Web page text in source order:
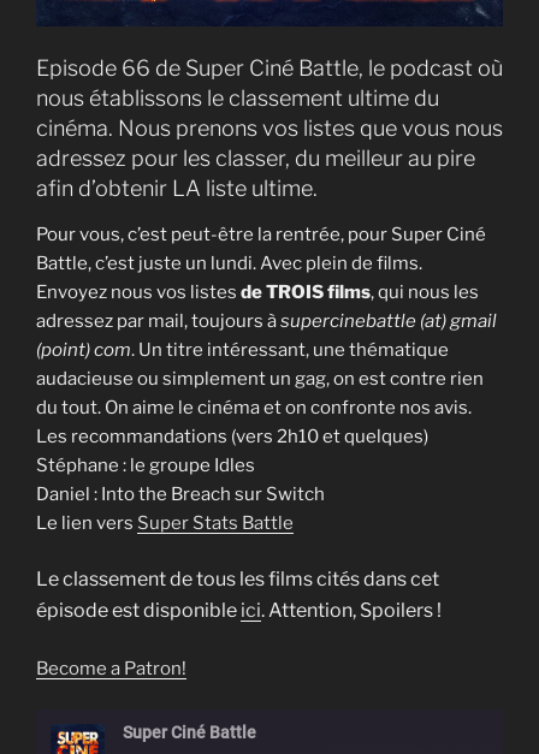
Episode 66 de Super Ciné Battle, le podcast où
nous établissons le classement ultime du
cinéma. Nous prenons vos listes que vous nous
adressez pour les classer, du meilleur au pire
afin d’obtenir LA liste ultime.
Pour vous, c’est peut-être la rentrée, pour Super Ciné
Battle, c’est juste un lundi. Avec plein de films.
Envoyez nous vos listes de TROIS films, qui nous les
adressez par mail, toujours àsupercinebattle (at) gmail
(point) com. Un titre intéressant, une thématique
audacieuse ou simplement un gag, on est contre rien
du tout. On aime le cinéma et on confronte nos avis.
Les recommandations (vers 2h10 et quelques)
Stéphane : le groupe Idles
Daniel : Into the Breach sur Switch
Le lien vers Super Stats Battle
Le classement de tous les films cités dans cet
épisode est disponible ici. Attention, Spoilers !
Become a Patron!
Super Ciné Battle